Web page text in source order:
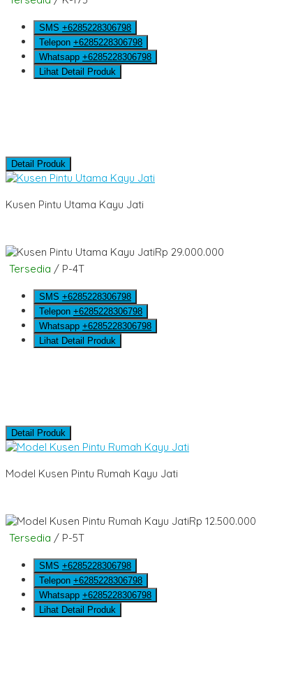
SMS +6285228306798
Telepon +6285228306798
Whatsapp +6285228306798
Lihat Detail Produk
Detail Produk
Kusen Pintu Utama Kayu Jati
Rp 29.000.000
Tersedia / P-4T
SMS +6285228306798
Telepon +6285228306798
Whatsapp +6285228306798
Lihat Detail Produk
Detail Produk
Model Kusen Pintu Rumah Kayu Jati
Rp 12.500.000
Tersedia / P-5T
SMS +6285228306798
Telepon +6285228306798
Whatsapp +6285228306798
Lihat Detail Produk